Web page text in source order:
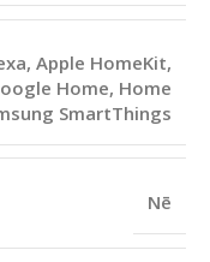
, Apple HomeKit,
Home, Home
SmartThings
Nē